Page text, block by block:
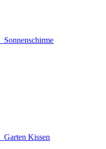
Sonnenschirme
Garten Kissen